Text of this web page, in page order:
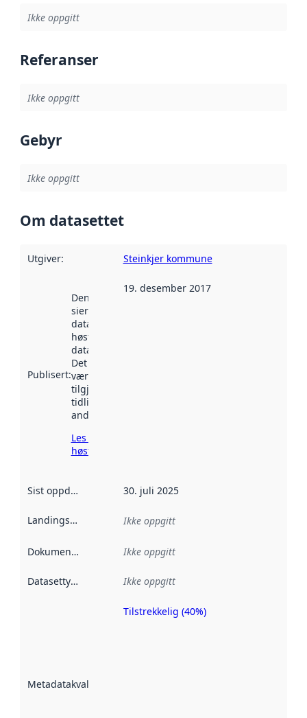
Ikke oppgitt
Referanser
Ikke oppgitt
Gebyr
Ikke oppgitt
Om datasettet
Utgiver: Steinkjer kommune
Publisert:
Denne datoen
sier når
datasettet ble
høstet av
data.norge.no.
Det kan ha
vært
tilgjengelig
tidligere
andre steder.
Les mer om
høsting her
19. desember 2017
Sist oppdatert 30. juli 2025
Landingsside Ikke oppgitt
Dokumentasjon Ikke oppgitt
Datasettype Ikke oppgitt
Metadatakvalitet
Metadatakvalitet
Tilstrekkelig (40%)